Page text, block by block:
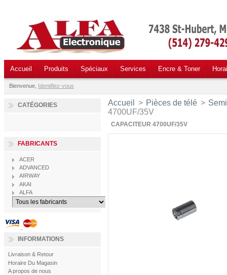
Accueil Produits Spéciaux Services Encre & Toner
Bienvenue, Identifiez-vous
CATÉGORIES
FABRICANTS
ACER
ADVANCED
AIRWAY
AKAI
ALFA
INFORMATIONS
Livraison & Retour
Horaire Du Magasin
A propos de nous
Accueil > Pièces de télé >
4700UF/35V
CAPACITEUR 4700UF/35V